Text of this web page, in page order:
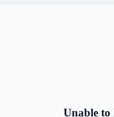
Unable to